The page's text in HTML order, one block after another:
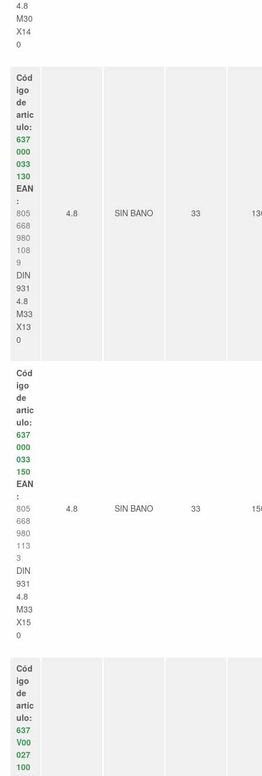
4.8
M30
X14
0
Cód
igo
de
artic
ulo:
637
000
033
130
EAN
:
805
668
980
108
9
DIN
931
4.8
M33
X13
0
4.8 SIN BANO 33
Cód
igo
de
artic
ulo:
637
000
033
150
EAN
:
805
668
980
113
3
DIN
931
4.8
M33
X15
0
4.8 SIN BANO 33
Cód
igo
de
artic
ulo:
637
V00
027
100